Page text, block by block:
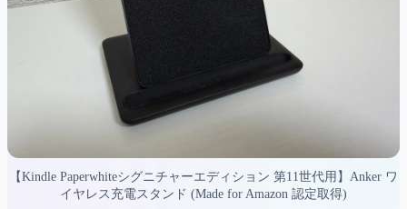
【Kindle Paperwhiteシグニチャーエディション 第11世代用】Anker ワ
イヤレス充電スタンド (Made for Amazon 認定取得)